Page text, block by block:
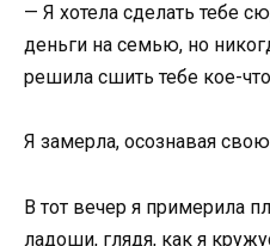
— Я хотела сделать тебе
деньги на семью, но
решила сшить тебе кое-
Я замерла, осознавая
В тот вечер я примерила
ладоши, глядя, как я